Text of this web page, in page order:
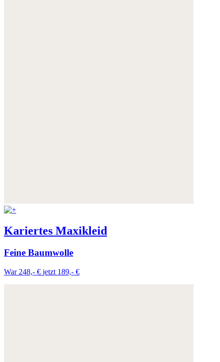
Kariertes Maxikleid
Feine Baumwolle
War 248,- € jetzt 189,- €